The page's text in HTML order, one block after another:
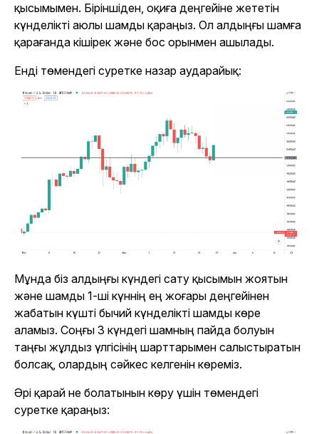
қысымымен. Біріншіден, оқиға деңгейіне жететін
күнделікті аюлы шамды қараңыз. Ол алдыңғы шамға
қарағанда кішірек және бос орынмен ашылады.
Енді төмендегі суретке назар аударайық:
Мұнда біз алдыңғы күндегі сату қысымын жоятын
және шамды 1-ші күннің ең жоғары деңгейінен
жабатын күшті бычий күнделікті шамды көре
аламыз. Соңғы 3 күндегі шамның пайда болуын
таңғы жұлдыз үлгісінің шарттарымен салыстыратын
болсақ, олардың сәйкес келгенін көреміз.
Әрі қарай не болатынын көру үшін төмендегі
суретке қараңыз: